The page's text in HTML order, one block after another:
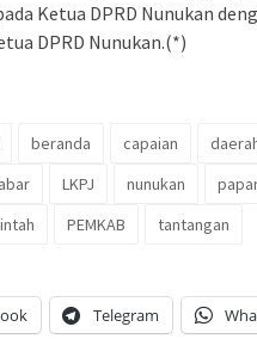
Ketua DPRD Nunukan
DPRD Nunukan.(*)
beranda capaian
LKPJ nunukan
PEMKAB tantangan
Telegram